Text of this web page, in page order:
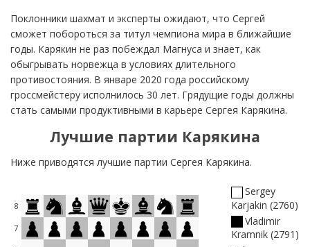
Поклонники шахмат и эксперты ожидают, что Сергей
сможет побороться за титул чемпиона мира в ближайшие
годы. Карякин не раз побеждал Магнуса и знает, как
обыгрывать норвежца в условиях длительного
противостояния. В январе 2020 года российскому
гроссмейстеру исполнилось 30 лет. Грядущие годы должны
стать самыми продуктивными в карьере Сергея Карякина.
Лучшие партии Карякина
Ниже приводятся лучшие партии Сергея Карякина.
8
7
Sergey
Karjakin 2760
Vladimir
Kramnik 2791